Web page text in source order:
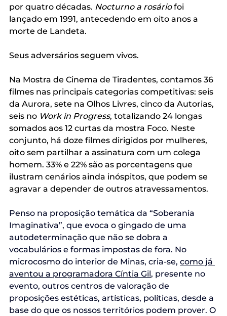
por quatro décadas. Nocturno a rosário foi
lançado em 1991, antecedendo em oito anos a
morte de Landeta.
Seus adversários seguem vivos.
Na Mostra de Cinema de Tiradentes, contamos 36
filmes nas principais categorias competitivas: seis
da Aurora, sete na Olhos Livres, cinco da Autorias,
seis no Work in Progress, totalizando 24 longas
somados aos 12 curtas da mostra Foco. Neste
conjunto, há doze filmes dirigidos por mulheres,
oito sem partilhar a assinatura com um colega
homem. 33% e 22% são as porcentagens que
ilustram cenários ainda inóspitos, que podem se
agravar a depender de outros atravessamentos.
Penso na proposição temática da “Soberania
Imaginativa”, que evoca o gingado de uma
autodeterminação que não se dobra a
vocabulários e formas impostas de fora. No
microcosmo do interior de Minas, cria-se, como já
aventou a programadora Cíntia Gil, presente no
evento, outros centros de valoração de
proposições estéticas, artísticas, políticas, desde a
base do que os nossos territórios podem prover. O